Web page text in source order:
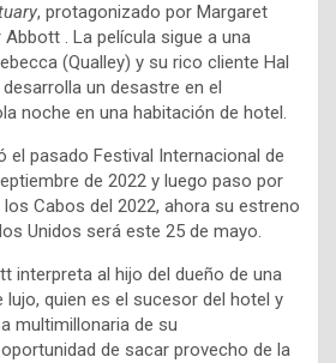
, protagonizado por Margaret
Abbott . La película sigue a una
(Qualley) y su rico cliente Hal
un desastre en el
noche en una habitación de hotel.
el pasado Festival Internacional de
de 2022 y luego paso por
los Cabos del 2022, ahora su estreno
Unidos será este 25 de mayo.
interpreta al hijo del dueño de una
lujo, quien es el sucesor del hotel y
multimillonaria de su
de sacar provecho de la